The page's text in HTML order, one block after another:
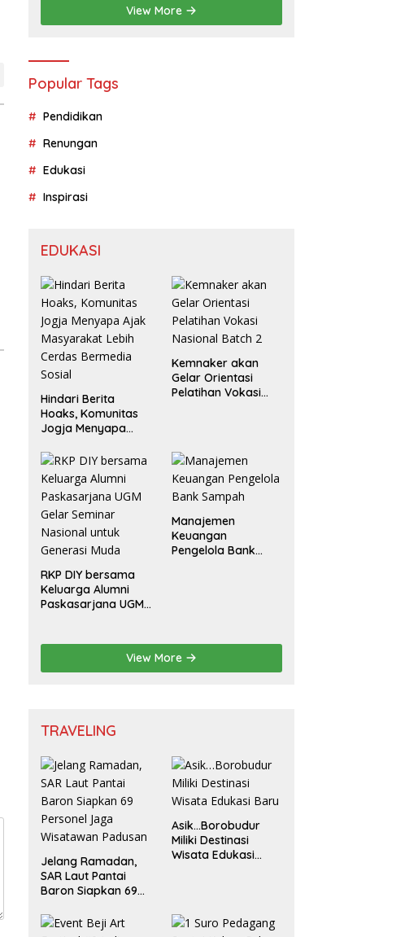
View More
Popular Tags
Pendidikan
Renungan
Edukasi
Inspirasi
EDUKASI
Hindari Berita
Hoaks, Komunitas
Jogja Menyapa
Lebih Cerdas
Bermedia Sosial
Kemnaker akan
Gelar Orientasi
Pelatihan Vokasi
RKP DIY bersama
Keluarga Alumni
Paskasarjana UGM
Generasi Muda
Manajemen
Keuangan
Pengelola Bank
View More
TRAVELING
Jelang Ramadan,
SAR Laut Pantai
Baron Siapkan 69
Wisatawan Padusan
Asik…Borobudur
Miliki Destinasi
Wisata Edukasi